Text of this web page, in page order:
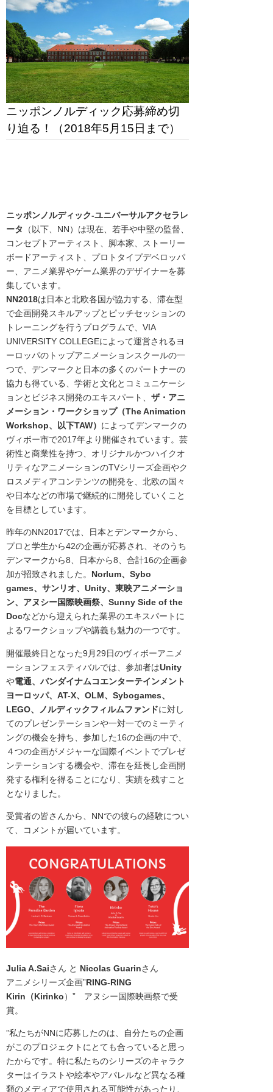
ニッポンノルディック応募締め切
り迫る！（2018年5月15日まで）
ニッポンノルディック-ユニバーサルアクセラレ
ータ
（以下、NN）は現在、若手や中堅の監督、
コンセプトアーティスト、脚本家、ストーリー
ボードアーティスト、プロトタイプデベロッパ
ー、アニメ業界やゲーム業界のデザイナーを募
集しています。
NN2018は日本と北欧各国が協力する、滞在型
で企画開発スキルアップとピッチセッションの
トレーニングを行うプログラムで、VIA
UNIVERSITY COLLEGEによって運営されるヨ
ーロッパのトップアニメーションスクールの一
つで、デンマークと日本の多くのパートナーの
協力も得ている、学術と文化とコミュニケーシ
ョンとビジネス開発のエキスパート、 ザ・アニ
メーション・ワークショップ（The Animation
Workshop、以下TAW） によってデンマークの
ヴィボー市で2017年より開催されています。芸
術性と商業性を持つ、オリジナルかつハイクオ
リティなアニメーションのTVシリーズ企画やク
ロスメディアコンテンツの開発を、北欧の国々
や日本などの市場で継続的に開発していくこと
を目標としています。
昨年のNN2017では、日本とデンマークから、
プロと学生から42の企画が応募され、そのうち
デンマークから8、日本から8、合計16の企画参
加が招致されました。 Norlum、Sybo
games、サンリオ、Unity、東映アニメーショ
ン、アヌシー国際映画祭、Sunny Side of the
Docなどから迎えられた業界のエキスパートに
よるワークショップや講義も魅力の一つです。
開催最終日となった9月29日のヴィボーアニメ
ーションフェスティバルでは、参加者はUnity
や電通、バンダイナムコエンターテインメント
ヨーロッパ、AT-X、OLM、Sybogames、
LEGO、ノルディックフィルムファンドに対し
てのプレゼンテーションや一対一でのミーティ
ングの機会を持ち、参加した16の企画の中で、
４つの企画がメジャーな国際イベントでプレゼ
ンテーションする機会や、滞在を延長し企画開
発する権利を得ることになり、実績を残すこと
となりました。
受賞者の皆さんから、NNでの彼らの経験につい
て、コメントが届いています。
Julia A.Saiさん と Nicolas Guarinさん
アニメシリーズ企画”RING-RING
Kirin（Kirinko）” アヌシー国際映画祭で受
賞。
”私たちがNNに応募したのは、自分たちの企画
がこのプロジェクトにとても合っていると思っ
たからです。特に私たちのシリーズのキャラク
ターはイラストや絵本やアパレルなど異なる種
類のメディアで使用される可能性があったり、